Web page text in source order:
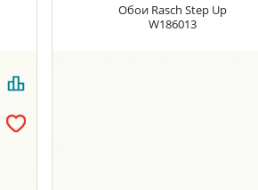
Обои Rasch Step Up
W186013